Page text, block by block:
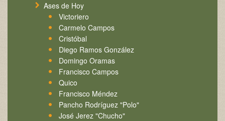
Ases de Hoy
Victoriero
Carmelo Campos
Cristóbal
Diego Ramos González
Domingo Oramas
Francisco Campos
Quico
Francisco Méndez
Pancho Rodríguez "Polo"
José Jerez "Chucho"